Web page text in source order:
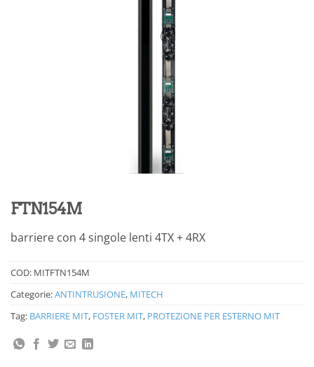
FTN154M
barriere con 4 singole lenti 4TX + 4RX
COD: MITFTN154M
Categorie:ANTINTRUSIONE, MITECH
Tag: BARRIERE MIT, FOSTER MIT, PROTEZIONE PER ESTERNO MIT